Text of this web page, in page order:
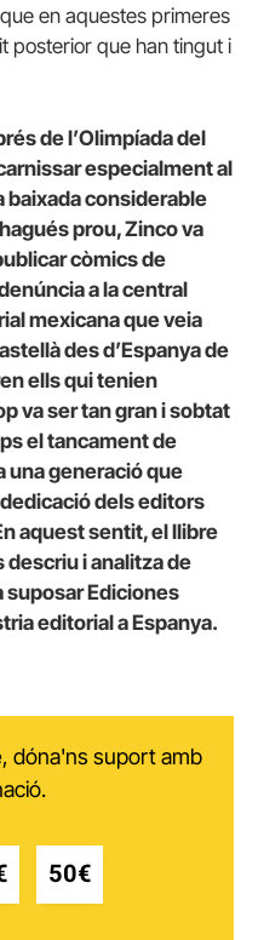
en aquestes primeres
posterior que han tingut i
de l’Olimpíada del
especialment al
baixada considerable
prou, Zinco va
còmics de
a la central
mexicana que veia
des d’Espanya de
ells qui tenien
va ser tan gran i sobtat
el tancament de
una generació que
dels editors
aquest sentit, el llibre
descriu i analitza de
suposar Ediciones
editorial a Espanya.
dóna'ns suport amb
50€